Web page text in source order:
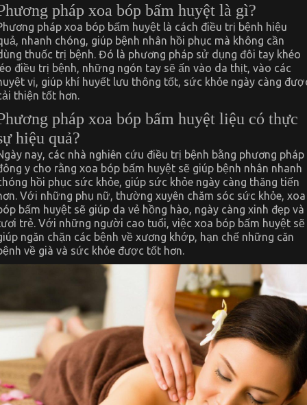
pháp xoa bóp bấm huyệt là gì?
pháp xoa bóp bấm huyệt là cách điều trị bệnh hiệu
nhanh chóng, giúp bệnh nhân hồi phục mà không cần
thuốc trị bệnh. Đó là phương pháp sử dụng đôi tay khéo
điều trị bệnh, những ngón tay sẽ ấn vào da thịt, vào các
vị, giúp khí huyết lưu thông tốt, sức khỏe ngày càng
thiện tốt hơn.
pháp xoa bóp bấm huyệt liệu có thực
hiệu quả?
nay, các nhà nghiên cứu điều trị bệnh bằng phương pháp
y cho rằng xoa bóp bấm huyệt sẽ giúp bệnh nhân nhanh
hồi phục sức khỏe, giúp sức khỏe ngày càng thăng tiến
Với những phụ nữ, thường xuyên chăm sóc sức khỏe, xoa
bấm huyệt sẽ giúp da vẻ hồng hào, ngày càng xinh đẹp và
trẻ. Với những người cao tuổi, việc xoa bóp bấm huyệt sẽ
ngăn chặn các bệnh về xương khớp, hạn chế những căn
về già và sức khỏe được tốt hơn.